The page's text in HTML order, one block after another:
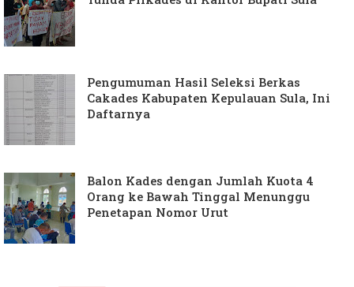
Pengumuman Hasil Seleksi Berkas
Cakades Kabupaten Kepulauan Sula, Ini
Daftarnya
Balon Kades dengan Jumlah Kuota 4
Orang ke Bawah Tinggal Menunggu
Penetapan Nomor Urut